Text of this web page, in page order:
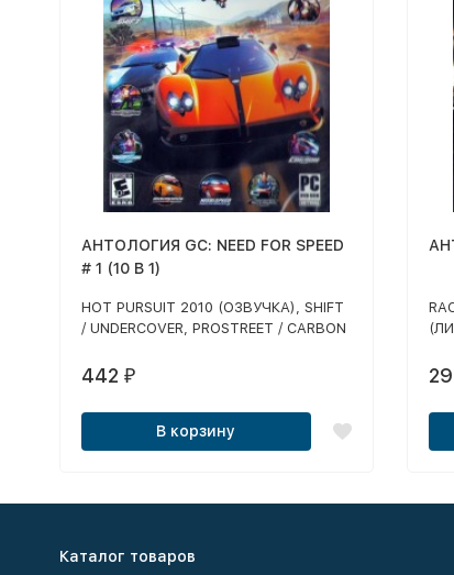
АНТОЛОГИЯ GC: NEED FOR SPEED
# 1 (10 В 1)
HOT PURSUIT 2010 (ОЗВУЧКА), SHIFT
/ UNDERCOVER, PROSTREET / CARBON
UNDEGROUND 1, 2 / HOT PURSUIT 2 /
442 ₽
В корзину
Каталог товаров